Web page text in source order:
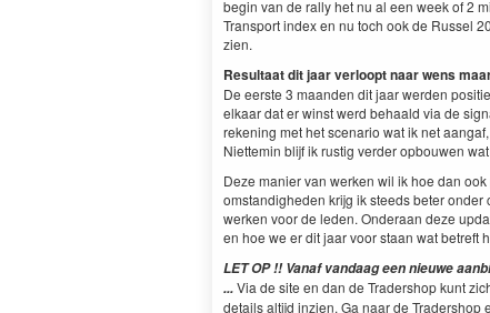
begin van de rally het nu al een week of 2
Transport index en nu toch ook de Russel
zien.
Resultaat dit jaar verloopt naar wens
De eerste 3 maanden dit jaar werden
elkaar dat er winst werd behaald via de
rekening met het scenario wat ik net
Niettemin blijf ik rustig verder opbouwen
Deze manier van werken wil ik hoe dan
omstandigheden krijg ik steeds beter
werken voor de leden. Onderaan deze
en hoe we er dit jaar voor staan wat betreft
LET OP !! Vanaf vandaag een nieuwe
...Via de site en dan de Tradershop kunt
details altijd inzien. Ga naar de Tradershop